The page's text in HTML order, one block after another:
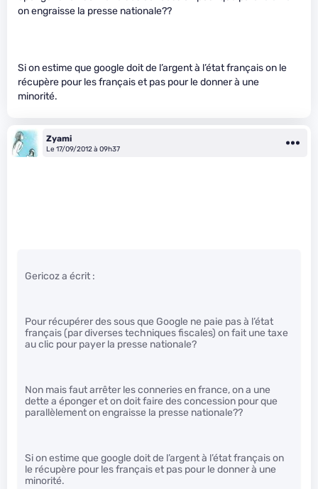
on engraisse la presse nationale??
Si on estime que google doit de l’argent à l’état français on le
récupère pour les français et pas pour le donner à une
minorité.
Zyami
Le 17/09/2012 à 09h37
Gericoz a écrit :
Pour récupérer des sous que Google ne paie pas à l’état
français (par diverses techniques fiscales) on fait une taxe
au clic pour payer la presse nationale?
Non mais faut arrêter les conneries en france, on a une
dette a éponger et on doit faire des concession pour que
parallèlement on engraisse la presse nationale??
Si on estime que google doit de l’argent à l’état français on
le récupère pour les français et pas pour le donner à une
minorité.